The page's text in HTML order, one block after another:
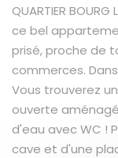
QUARTIER
ce bel
prisé, proche de
commerces.
Vous trouverez
ouverte
d'eau avec WC !
cave et d'une